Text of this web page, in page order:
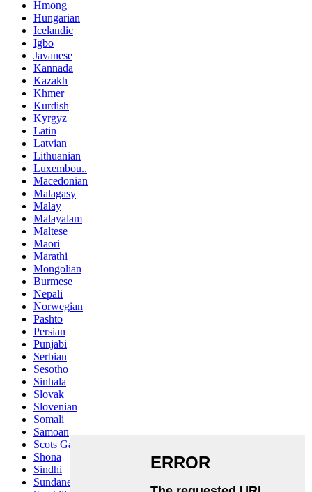
Hmong
Hungarian
Icelandic
Igbo
Javanese
Kannada
Kazakh
Khmer
Kurdish
Kyrgyz
Latin
Latvian
Lithuanian
Luxembou..
Macedonian
Malagasy
Malay
Malayalam
Maltese
Maori
Marathi
Mongolian
Burmese
Nepali
Norwegian
Pashto
Persian
Punjabi
Serbian
Sesotho
Sinhala
Slovak
Slovenian
Somali
Samoan
Scots Gaelic
Shona
Sindhi
Sundanese